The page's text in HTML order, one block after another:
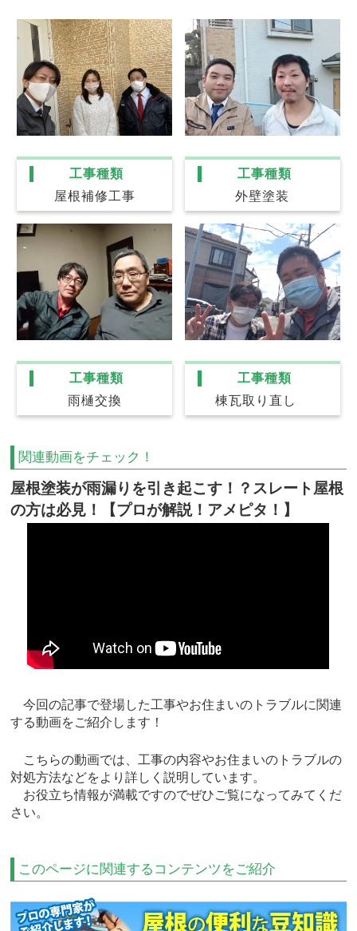
工事種類
屋根補修工事
工事種類
外壁塗装
工事種類
雨樋交換
工事種類
棟瓦取り直し
関連動画をチェック！
屋根塗装が雨漏りを引き起こす！？スレート屋根
の方は必見！【プロが解説！アメピタ！】
今回の記事で登場した工事やお住まいのトラブルに関連
する動画をご紹介します！
こちらの動画では、工事の内容やお住まいのトラブルの
対処方法などをより詳しく説明しています。
お役立ち情報が満載ですのでぜひご覧になってみてくだ
さい。
このページに関連するコンテンツをご紹介